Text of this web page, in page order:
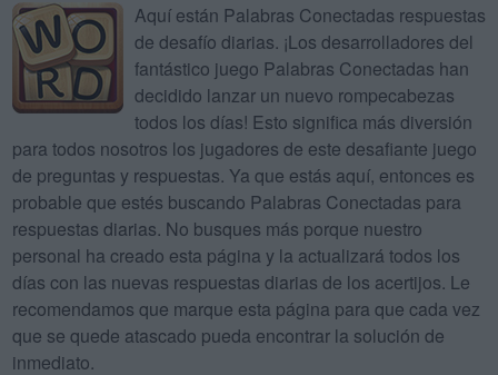
Aquí están Palabras Conectadas respuestas
de desafío diarias. ¡Los desarrolladores del
fantástico juego Palabras Conectadas han
decidido lanzar un nuevo rompecabezas
todos los días! Esto significa más diversión
para todos nosotros los jugadores de este desafiante juego
de preguntas y respuestas. Ya que estás aquí, entonces es
probable que estés buscando Palabras Conectadas para
respuestas diarias. No busques más porque nuestro
personal ha creado esta página y la actualizará todos los
días con las nuevas respuestas diarias de los acertijos. Le
recomendamos que marque esta página para que cada vez
que se quede atascado pueda encontrar la solución de
inmediato.